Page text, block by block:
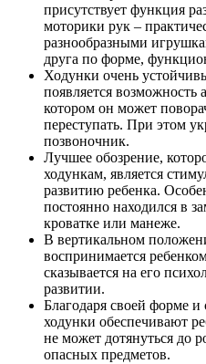
присутствует функция
моторики рук –
разнообразными
друга по форме,
Ходунки очень
появляется
котором он может
переступать. При этом
позвоночник.
Лучшее обозрение,
ходункам, является
развитию ребенка.
постоянно находился в
кроватке или манеже.
В вертикальном
воспринимается
сказывается на его
развитии.
Благодаря своей форме
ходунки обеспечивают
не может дотянуться до
опасных предметов.